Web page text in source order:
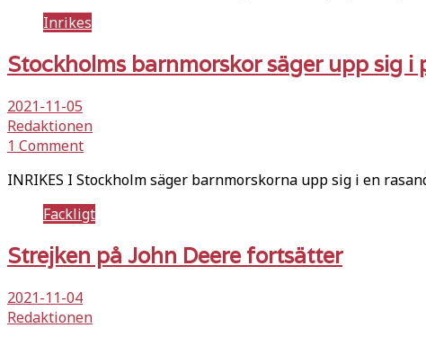
Inrikes
Stockholms barnmorskor säger upp sig i
2021-11-05
Redaktionen
1 Comment
INRIKES I Stockholm säger barnmorskorna upp sig i en
Fackligt
Strejken på John Deere fortsätter
2021-11-04
Redaktionen